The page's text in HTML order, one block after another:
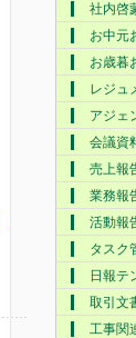
社内啓
お中元
お歳暮
レジュ
アジェ
会議資
売上報
業務報
活動報
タスク
日報テ
取引文
工事関